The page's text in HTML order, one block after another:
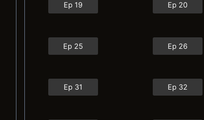
Ep 19 Ep 20
Ep 25 Ep 26
Ep 31 Ep 32